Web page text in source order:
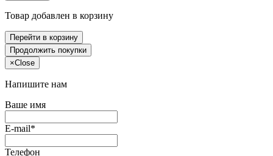
Товар добавлен в корзину
Перейти в корзину
Продолжить покупки
×Close
Напишите нам
Ваше имя
E-mail*
Телефон